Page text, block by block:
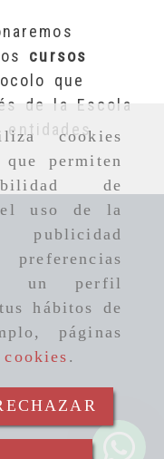
cookies
permiten
de
el uso de la
un perfil
hábitos de
páginas
.
cursos
que
de la Escola